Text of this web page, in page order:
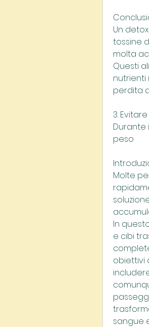
Un
tossine
molta
Questi
nutrienti
perdita
3.
Durante
peso
Molte
In
e cibi
obiettivi
sangue